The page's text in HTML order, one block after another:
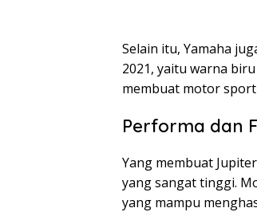
Selain itu, Yamaha
2021, yaitu warna
membuat motor
Performa dan
Yang membuat
yang sangat tinggi.
yang mampu